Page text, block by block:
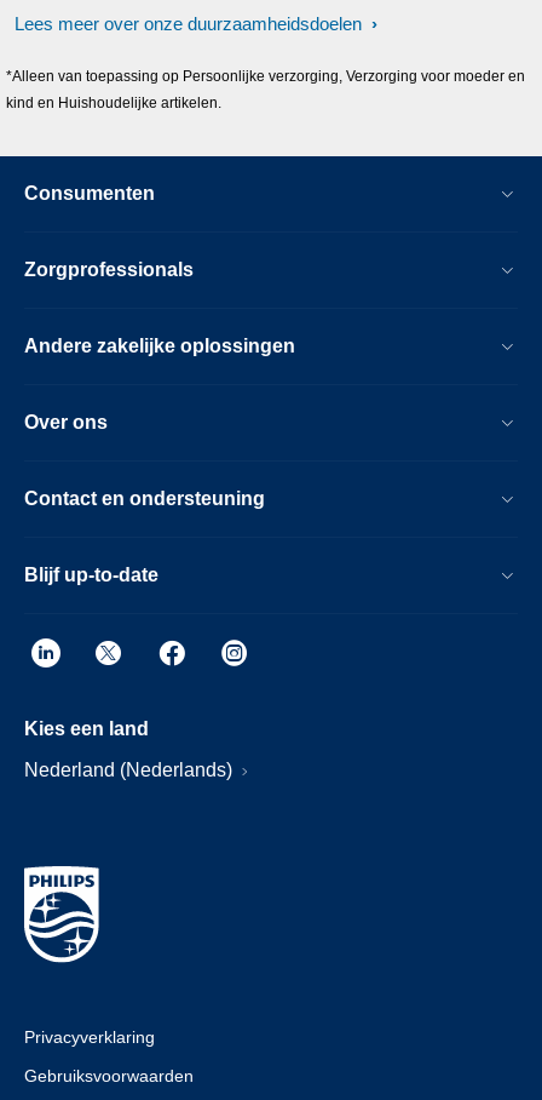
Lees meer over onze duurzaamheidsdoelen
*Alleen van toepassing op Persoonlijke verzorging, Verzorging voor moeder en
kind en Huishoudelijke artikelen.
Consumenten
Zorgprofessionals
Andere zakelijke oplossingen
Over ons
Contact en ondersteuning
Blijf up-to-date
Kies een land
Nederland (Nederlands)
Privacyverklaring
Gebruiksvoorwaarden